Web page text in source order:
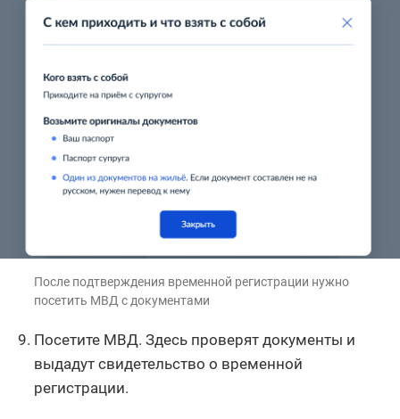
После подтверждения временной регистрации нужно
посетить МВД с документами
Посетите МВД. Здесь проверят документы и
выдадут свидетельство о временной
регистрации.